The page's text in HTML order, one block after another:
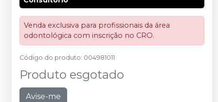
Venda exclusiva para profissionais da área
odontológica com inscrição no CRO.
Código do produto: 004981011
Produto esgotado
Avise-me